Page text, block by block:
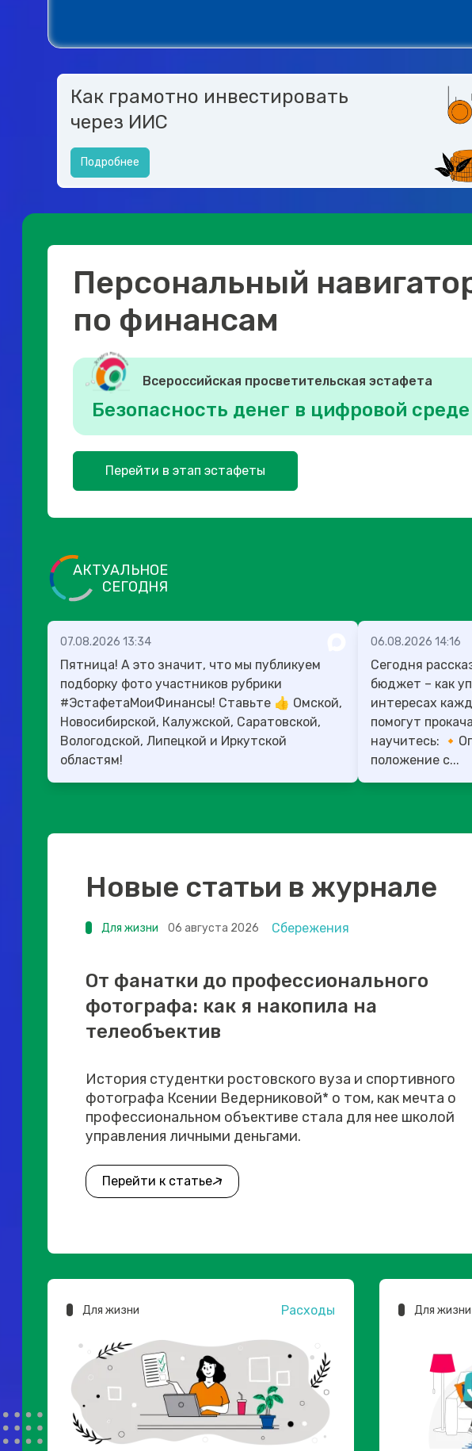
Как грамотно инвестировать
через ИИС
Подробнее
Персональный
по финансам
Всероссийская просветительская эстафета
Безопасность денег в цифровой среде
Перейти в этап эстафеты
АКТУАЛЬНОЕ
СЕГОДНЯ
07.08.2026 13:34
Пятница! А это значит, что мы публикуем
подборку фото участников рубрики
#ЭстафетаМоиФинансы! Ставьте 👍 Омской,
Новосибирской, Калужской, Саратовской,
Вологодской, Липецкой и Иркутской
областям!
06.08.2026 14:16
Сегодня
бюджет – как
интересах
помогут
научитесь:
положение с...
Новые статьи в журнале
Для жизни 06 августа 2026 Сбережения
От фанатки до профессионального
фотографа: как я накопила на
телеобъектив
История студентки ростовского вуза и спортивного
фотографа Ксении Ведерниковой* о том, как мечта о
профессиональном объективе стала для нее школой
управления личными деньгами.
Перейти к статье
Для жизни Расходы Для жизни